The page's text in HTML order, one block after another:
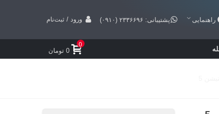
راهنمایی پشتیبانی: ۲۳۳۶۶۹۶ (۰۹۱۰) ورود / ثبت‌نام
0
0 تومان